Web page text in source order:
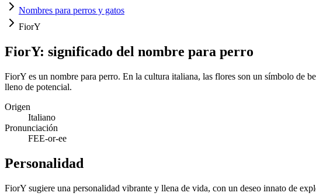
Nombres para perros y gatos
FiorY
FiorY: significado del nombre para perro
FiorY es un nombre para perro. En la cultura italiana, las flores son un símbolo de
lleno de potencial.
Origen
Italiano
Pronunciación
FEE-or-ee
Personalidad
FiorY sugiere una personalidad vibrante y llena de vida, con un deseo innato de